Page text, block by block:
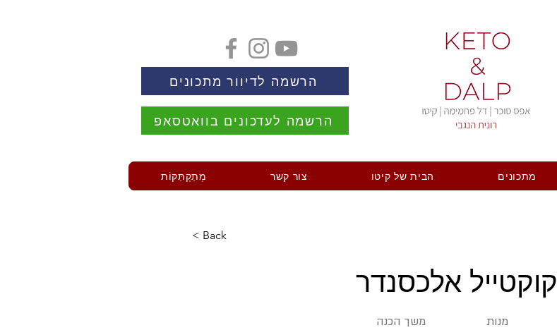
הרשמה לדיוור מתכונים
הרשמה לעדכונים בוואטסאפ
מתכונים הבית של קיטו צור קשר מְתַקְתַּקּוֹת
< Back
קוקטייל אלכסנדר
משך הכנה
מנות